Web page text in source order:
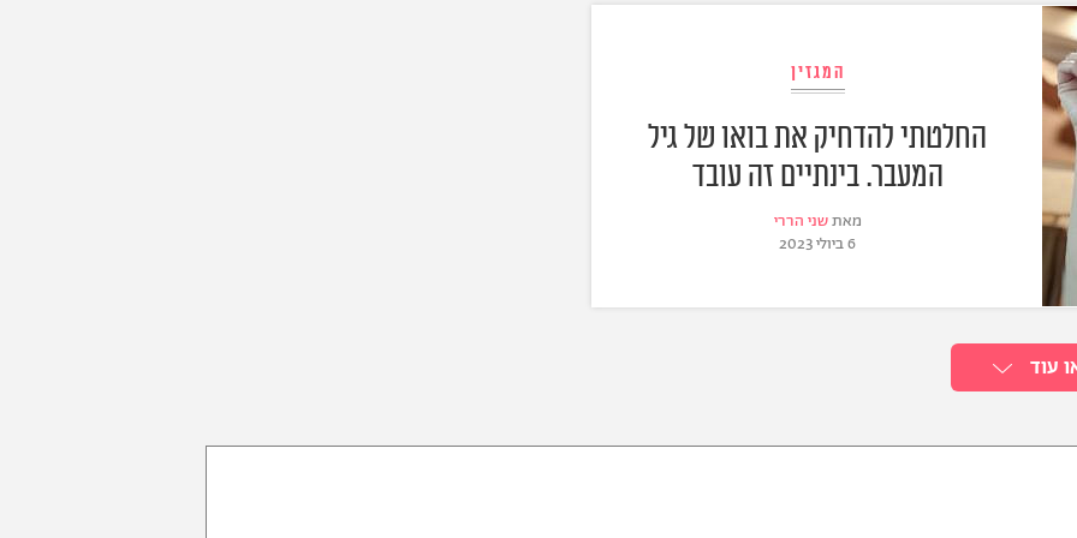
המגזין
החלטתי להדחיק את בואו של גיל
המעבר. בינתיים זה עובד
מאתשני הררי
6 ביולי 2023
עוד